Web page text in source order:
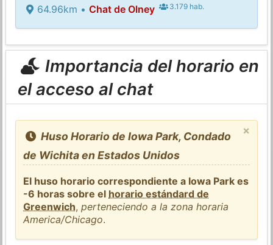
64.96km • Chat de Olney 3.179 hab.
Importancia del horario en
el acceso al chat
×
Huso Horario de Iowa Park, Condado
de Wichita en Estados Unidos
El huso horario correspondiente a Iowa Park es
-6 horas sobre el horario estándard de
Greenwich,perteneciendo a la zona horaria
America/Chicago.